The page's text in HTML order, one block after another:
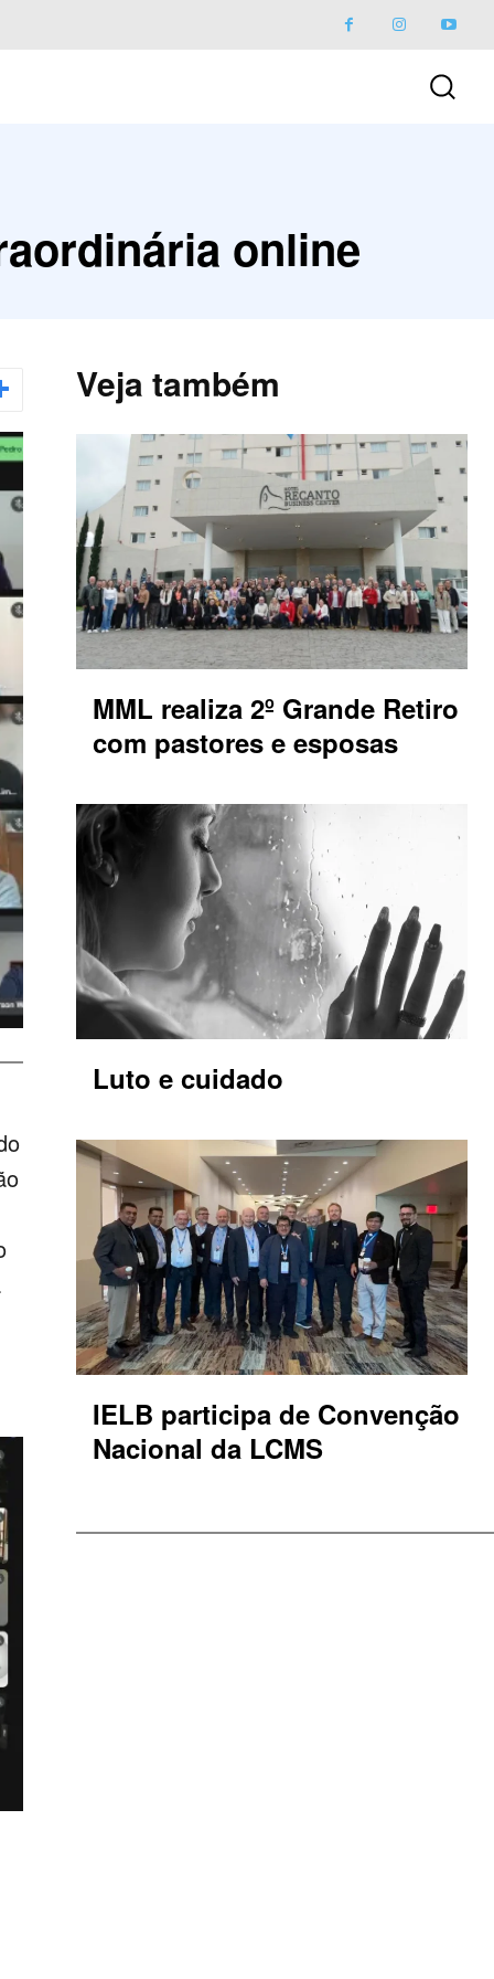
online
Veja também
MML realiza 2º Grande Retiro
com pastores e esposas
Luto e cuidado
IELB participa de Convenção
Nacional da LCMS